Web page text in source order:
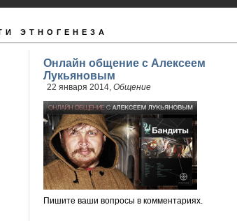
ЭТНОГЕНЕЗА
Онлайн общение с Алексеем
Лукьяновым
22 января 2014, Общение
Пишите ваши вопросы в комментариях.